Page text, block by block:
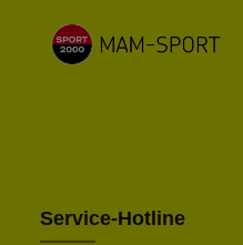
Service-Hotline